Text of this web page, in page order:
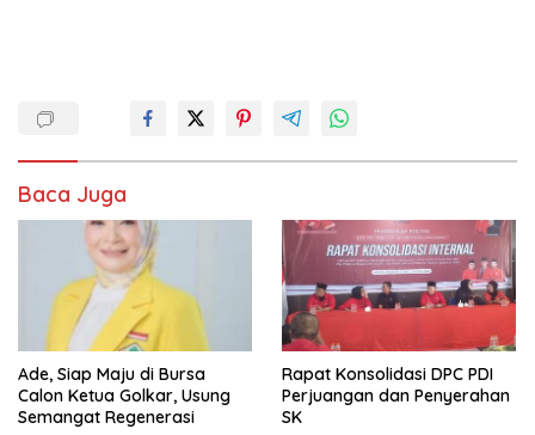
Baca Juga
Ade, Siap Maju di Bursa
Calon Ketua Golkar, Usung
Semangat Regenerasi
Rapat Konsolidasi DPC PDI
Perjuangan dan Penyerahan